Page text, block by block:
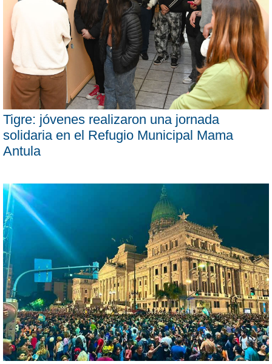
Tigre: jóvenes realizaron una jornada
solidaria en el Refugio Municipal Mama
Antula